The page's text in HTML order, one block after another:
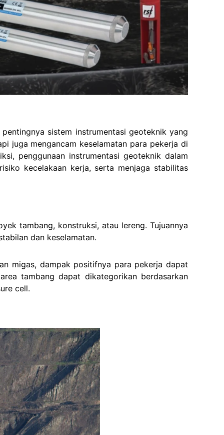
sistem instrumentasi geoteknik yang
juga mengancam keselamatan para pekerja di
penggunaan instrumentasi geoteknik dalam
kecelakaan kerja, serta menjaga stabilitas
tambang, konstruksi, atau lereng. Tujuannya
dan keselamatan.
migas, dampak positifnya para pekerja dapat
tambang dapat dikategorikan berdasarkan
cell.